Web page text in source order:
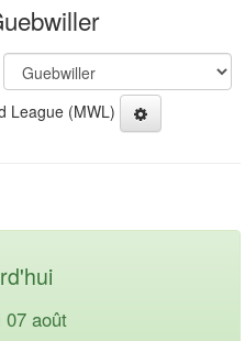
League (MWL)
07 août